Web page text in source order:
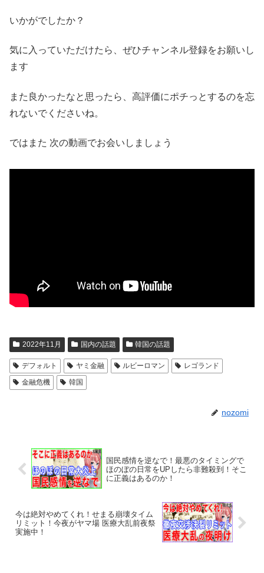
いかがでしたか？
気に入っていただけたら、ぜひチャンネル登録をお願いし
ます
また良かったなと思ったら、高評価にポチっとするのを忘
れないでくださいね。
ではまた 次の動画でお会いしましょう
2022年11月 国内の話題 韓国の話題
デフォルト ヤミ金融 ルビーロマン
レゴランド
金融危機
韓国
nozomi
国民感情を逆なで！最悪のタイミングで
ほのぼの日常をUPしたら非難殺到！そこ
に正義はあるのか！
今は絶対やめてくれ！せまる崩壊タイム
リミット！今夜がヤマ場 医療大乱前夜祭
実施中！